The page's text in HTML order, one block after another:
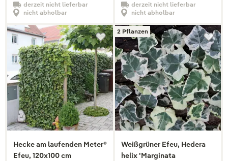
derzeit nicht lieferbar
nicht abholbar
derzeit nicht lieferbar
nicht abholbar
Hecke am laufenden Meter®
Efeu, 120x100 cm
2 Pflanzen
Weißgrüner Efeu, Hedera
helix 'Marginata